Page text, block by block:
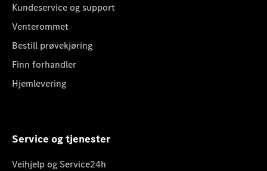
Kundeservice og support
Venterommet
Bestill prøvekjøring
Finn forhandler
Hjemlevering
Service og tjenester
Veihjelp og Service24h